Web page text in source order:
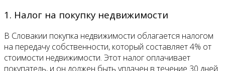
1. Налог на покупку недвижимости
В Словакии покупка недвижимости облагается налогом
на передачу собственности, который составляет 4% от
стоимости недвижимости. Этот налог оплачивает
покупатель, и он должен быть уплачен в течение 30 дней